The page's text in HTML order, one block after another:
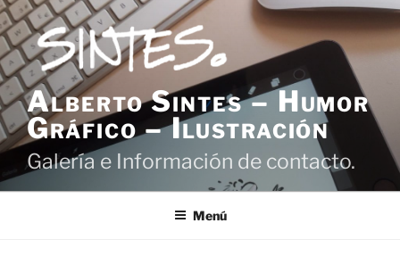
Saltar
al
contenido
Alberto Sintes – Humor
Gráfico – Ilustración
Galería e Información de contacto.
Menú